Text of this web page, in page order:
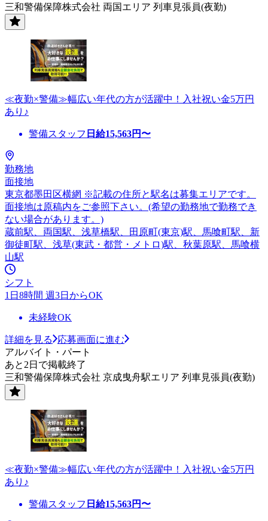
三和警備保障株式会社 両国エリア 列車見張員(夜勤)
≪夜勤×警備≫幅広い年代の方が活躍中！入社祝い金5万円
あり♪
警備スタッフ 日給15,563円〜
勤務地
面接地
東京都墨田区横網 ※記載の住所と駅名は募集エリアです。
面接地は原稿内をご参照下さい。(希望の勤務地で勤務でき
ない場合があります。)
蔵前駅、両国駅、浅草橋駅、田原町(東京)駅、馬喰町駅、新
御徒町駅、浅草(東武・都営・メトロ)駅、秋葉原駅、馬喰横
山駅
シフト
1日8時間 週3日からOK
未経験OK
詳細を見る
応募画面に進む
アルバイト・パート
あと2日で掲載終了
三和警備保障株式会社 京成曳舟駅エリア 列車見張員(夜勤)
≪夜勤×警備≫幅広い年代の方が活躍中！入社祝い金5万円
あり♪
警備スタッフ 日給15,563円〜